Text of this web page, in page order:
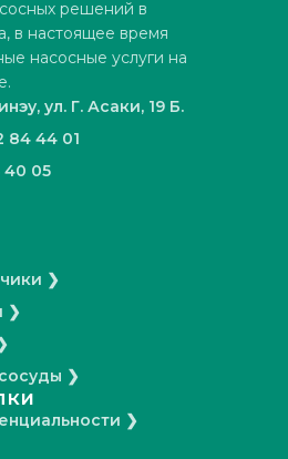
решений в
в настоящее время
насосные услуги на
ул. Г. Асаки, 19 Б.
84 44 01
40 05
❯
❯
❯
❯